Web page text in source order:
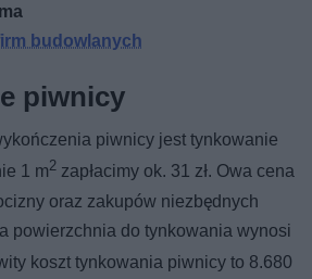
budowlanych
piwnicy
piwnicy jest tynkowanie
1 m2 zapłacimy ok. 31 zł. Owa cena
oraz zakupów niezbędnych
powierzchnia do tynkowania wynosi
koszt tynkowania piwnicy to 8.680